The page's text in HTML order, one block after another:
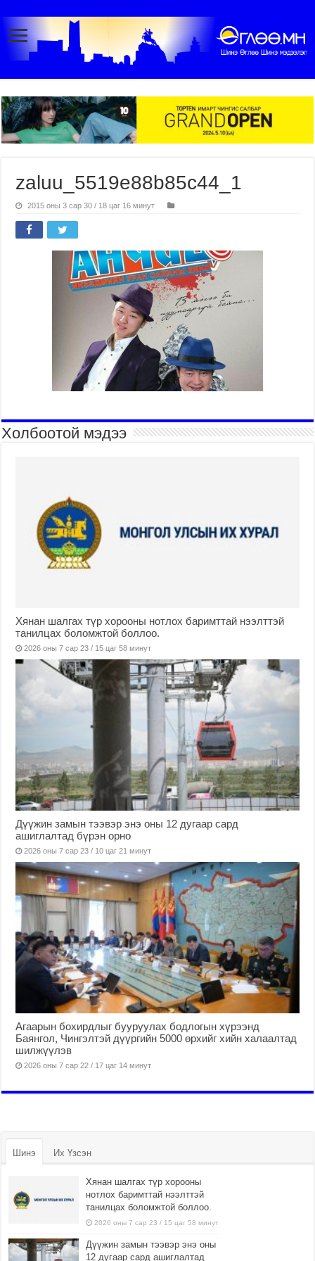
zaluu_5519e88b85c44_1
2015 оны 3 сар 30 / 18 цаг 16 минут
Холбоотой мэдээ
Хянан шалгах түр хорооны нотлох баримттай нээлттэй
танилцах боломжтой боллоо.
2026 оны 7 сар 23 / 15 цаг 58 минут
Дүүжин замын тээвэр энэ оны 12 дугаар сард
ашиглалтад бүрэн орно
2026 оны 7 сар 23 / 10 цаг 21 минут
Агаарын бохирдлыг бууруулах бодлогын хүрээнд
Баянгол, Чингэлтэй дүүргийн 5000 өрхийг хийн халаалтад
шилжүүлэв
2026 оны 7 сар 22 / 17 цаг 14 минут
Шинэ Их Үзсэн
Хянан шалгах түр хорооны
нотлох баримттай нээлттэй
танилцах боломжтой боллоо.
2026 оны 7 сар 23 / 15 цаг 58 минут
Дүүжин замын тээвэр энэ оны
12 дугаар сард ашиглалтад